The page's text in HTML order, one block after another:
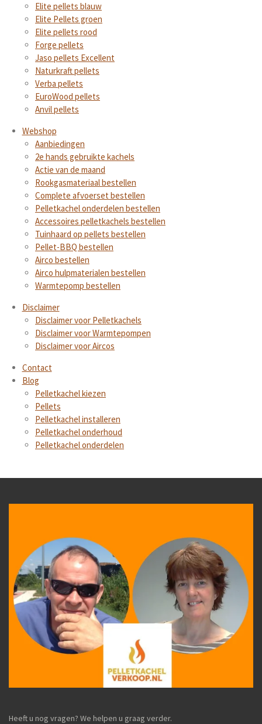
Elite pellets blauw
Elite Pellets groen
Elite pellets rood
Forge pellets
Jaso pellets Excellent
Naturkraft pellets
Verba pellets
EuroWood pellets
Anvil pellets
Webshop
Aanbiedingen
2e hands gebruikte kachels
Actie van de maand
Rookgasmateriaal bestellen
Complete afvoerset bestellen
Pelletkachel onderdelen bestellen
Accessoires pelletkachels bestellen
Tuinhaard op pellets bestellen
Pellet-BBQ bestellen
Airco bestellen
Airco hulpmaterialen bestellen
Warmtepomp bestellen
Disclaimer
Disclaimer voor Pelletkachels
Disclaimer voor Warmtepompen
Disclaimer voor Aircos
Contact
Blog
Pelletkachel kiezen
Pellets
Pelletkachel installeren
Pelletkachel onderhoud
Pelletkachel onderdelen
Heeft u nog vragen? We helpen u graag verder.